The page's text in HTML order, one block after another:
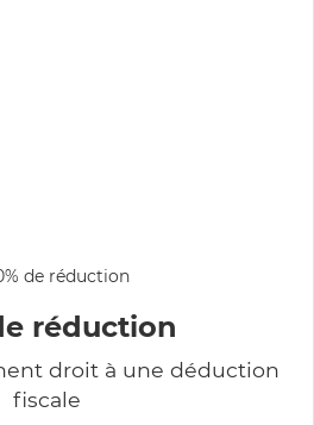
réduction
droit à une déduction
fiscale